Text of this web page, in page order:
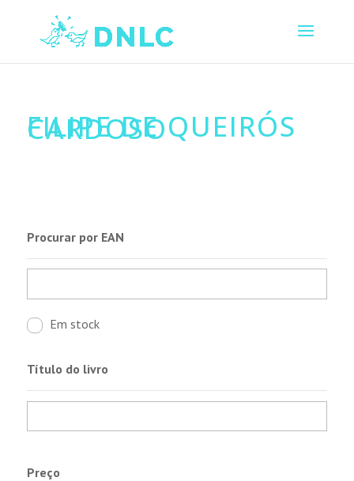
FILIPE DE QUEIRÓS
CARDOSO
Procurar por EAN
Em stock
Título do livro
Preço